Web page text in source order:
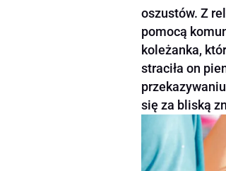
oszustów. Z
pomocą
koleżanka,
straciła on
się za bliską